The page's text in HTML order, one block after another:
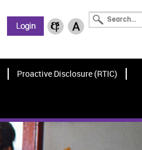
Proactive Disclosure (RTIC)